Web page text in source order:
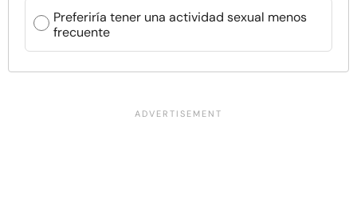
Preferiría tener una actividad sexual menos
frecuente